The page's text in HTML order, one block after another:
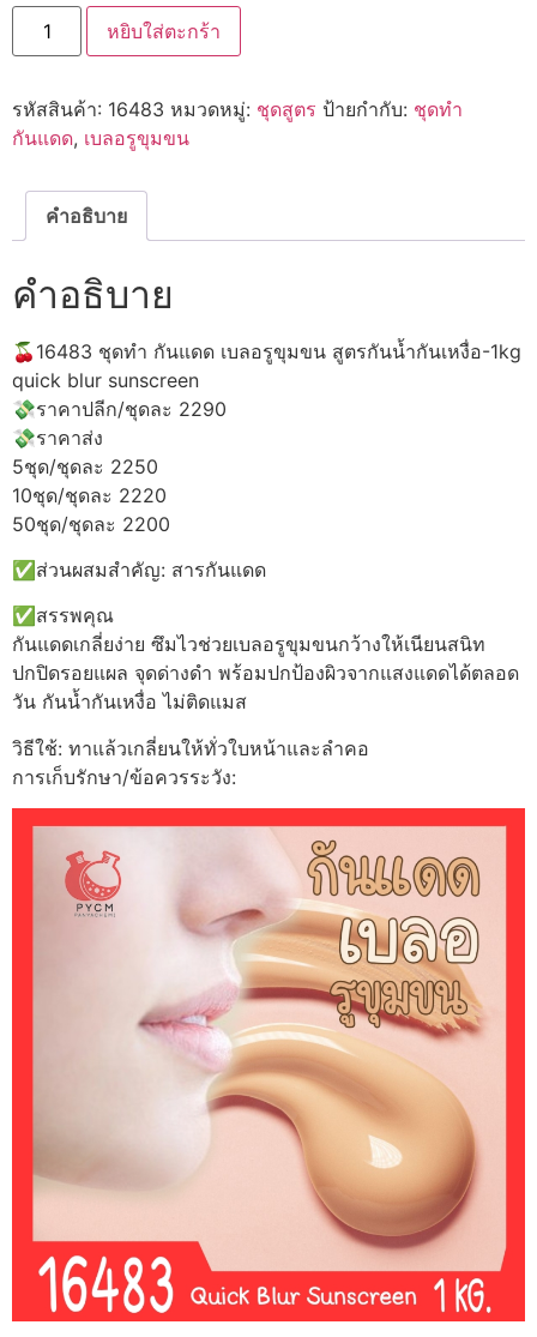
จำนวน
16483
กันแดด
เบลอ
รู
ขน
น้ำ
เหงื่อ-1kg
ชิ้น
หยิบใส่ตะกร้า
รหัสสินค้า: 16483 หมวดหมู่: ชุดสูตร ป้ายกำกับ: ชุดทำ
กันแดด, เบลอรูขุมขน
คำอธิบาย
คำอธิบาย
🍒16483 ชุดทำ กันแดด เบลอรูขุมขน สูตรกันน้ำกันเหงื่อ-1kg
quick blur sunscreen
💸ราคาปลีก/ชุดละ 2290
💸ราคาส่ง
5ชุด/ชุดละ 2250
10ชุด/ชุดละ 2220
50ชุด/ชุดละ 2200
✅ส่วนผสมสำคัญ: สารกันแดด
✅สรรพคุณ
กันแดดเกลี่ยง่าย ซึมไวช่วยเบลอรูขุมขนกว้างให้เนียนสนิท
ปกปิดรอยแผล จุดด่างดำ พร้อมปกป้องผิวจากแสงแดดได้ตลอด
วัน กันน้ำกันเหงื่อ ไม่ติดแมส
วิธีใช้: ทาแล้วเกลี่ยนให้ทั่วใบหน้าและลำคอ
การเก็บรักษา/ข้อควรระวัง: